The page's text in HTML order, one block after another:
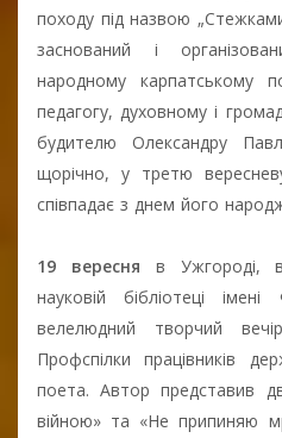
походу під назвою
заснований і
народному карпатському
педагогу, духовному і
будителю Олександру
щорічно, у третю
співпадає з днем його
19 вересня в Ужгороді, в
науковій бібліотеці
велелюдний творчий
Профспілки працівників
поета. Автор представив
війною» та «Не припиняю